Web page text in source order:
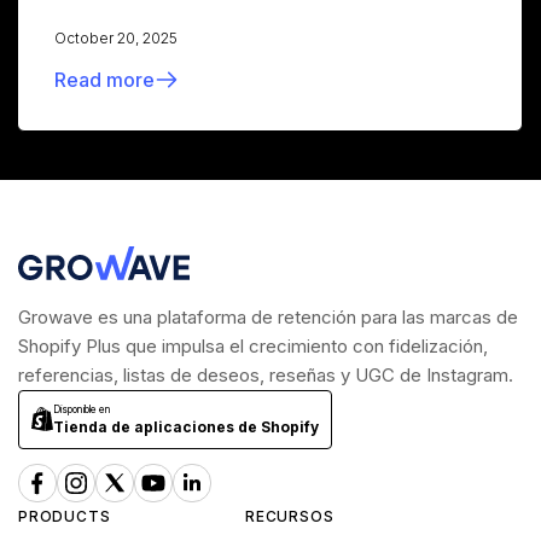
October 20, 2025
Read more
Growave es una plataforma de retención para las marcas de
Shopify Plus que impulsa el crecimiento con fidelización,
referencias, listas de deseos, reseñas y UGC de Instagram.
Disponible en
Tienda de aplicaciones de Shopify
PRODUCTS
RECURSOS